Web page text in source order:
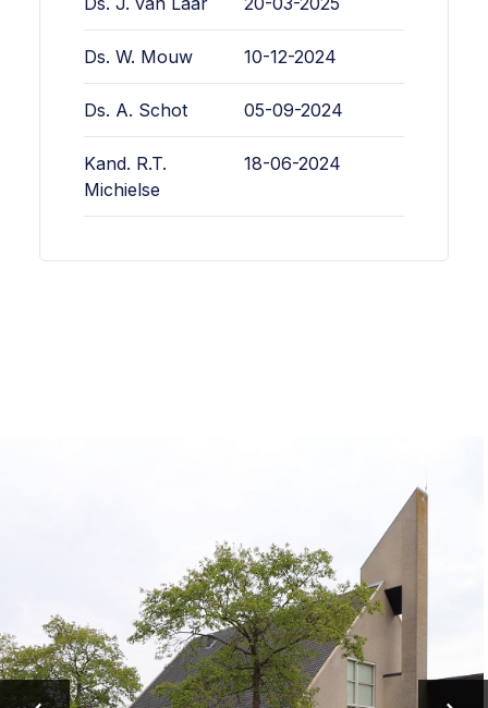
Ds. W. Mouw 10-12-2024
Ds. A. Schot 05-09-2024
Kand. R.T.
Michielse
18-06-2024